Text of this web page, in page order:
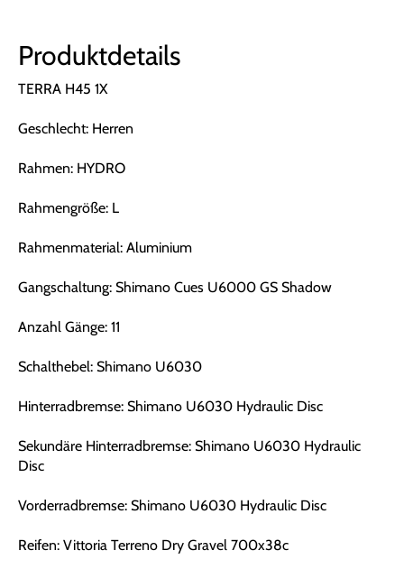
Produktdetails
TERRA H45 1X
Geschlecht: Herren
Rahmen: HYDRO
Rahmengröße: L
Rahmenmaterial: Aluminium
Gangschaltung: Shimano Cues U6000 GS Shadow
Anzahl Gänge: 11
Schalthebel: Shimano U6030
Hinterradbremse: Shimano U6030 Hydraulic Disc
Sekundäre Hinterradbremse: Shimano U6030 Hydraulic
Disc
Vorderradbremse: Shimano U6030 Hydraulic Disc
Reifen: Vittoria Terreno Dry Gravel 700x38c